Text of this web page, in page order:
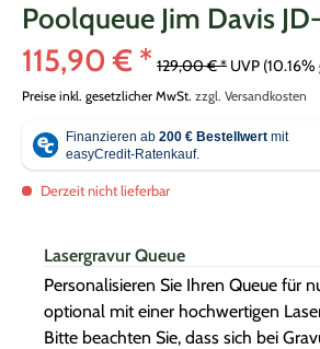
Poolqueue Jim Davis
115,90 € * 129,00 € * UVP
Preise inkl. gesetzlicher MwSt. zzgl. Versandkosten
Derzeit nicht lieferbar
Lasergravur Queue
Personalisieren Sie Ihren Queue für
optional mit einer hochwertigen
Bitte beachten Sie, dass sich bei